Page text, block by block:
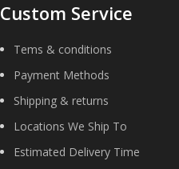
Custom Service
Tems & conditions
Payment Methods
Shipping & returns
Locations We Ship To
Estimated Delivery Time